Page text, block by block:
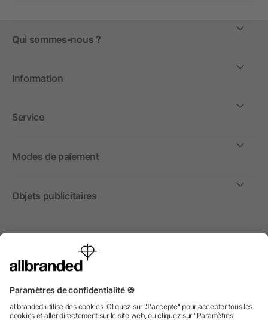
Qui sommes-nous ?
Information
Service
Modes de paiement
Objets publicitaires
International